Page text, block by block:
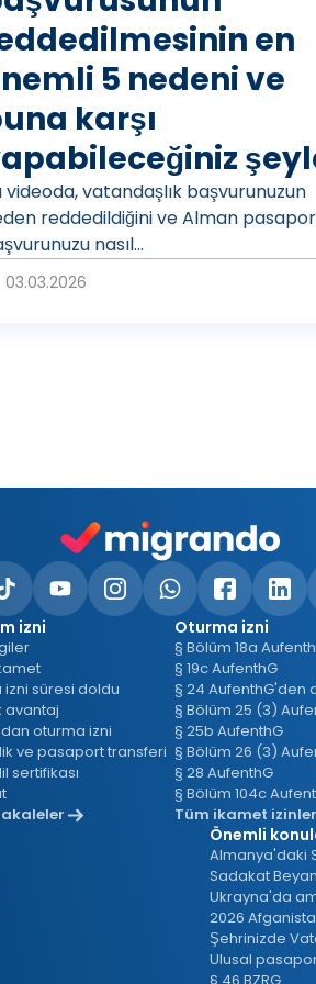
o
O
y
t
en
5 nedeni ve
karşı
videoda, vatandaşlık başvurunuzun
reddedildiğini ve Alman
nasıl...
03.03.2026
izni
izni süresi doldu
avantaj
oturma izni
ve pasaport transferi
sertifikası
Oturma izni
§ Bölüm 18a
§ 19c AufenthG
§ 24 AufenthG'den
§ Bölüm 25 (3)
§ 25b AufenthG
§ Bölüm 26 (3)
§ 28 AufenthG
§ Bölüm 104c
Tüm ikamet
Önemli
Sadakat
Ukrayna'da
2026
Şehrinizde